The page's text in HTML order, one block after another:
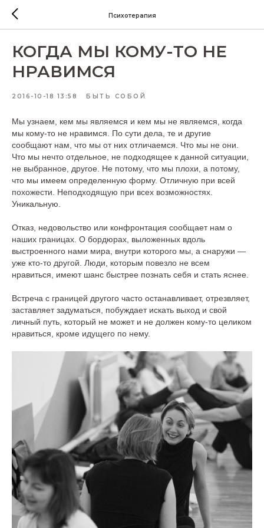
Психотерапия
КОГДА МЫ КОМУ-ТО НЕ
НРАВИМСЯ
2016-10-18 13:58 БЫТЬ СОБОЙ
Мы узнаем, кем мы являемся и кем мы не являемся, когда
мы кому-то не нравимся. По сути дела, те и другие
сообщают нам, что мы от них отличаемся. Что мы не они.
Что мы нечто отдельное, не подходящее к данной ситуации,
не выбранное, другое. Не потому, что мы плохи, а потому,
что мы имеем определенную форму. Отличную при всей
похожести. Неподходящую при всех возможностях.
Уникальную.
Отказ, недовольство или конфронтация сообщает нам о
наших границах. О бордюрах, выложенных вдоль
выстроенного нами мира, внутри которого мы, а снаружи —
уже кто-то другой. Люди, которым повезло не всем
нравиться, имеют шанс быстрее познать себя и стать яснее.
Встреча с границей другого часто останавливает, отрезвляет,
заставляет задуматься, побуждает искать выход и свой
личный путь, который не может и не должен кому-то целиком
нравиться, кроме идущего по нему.